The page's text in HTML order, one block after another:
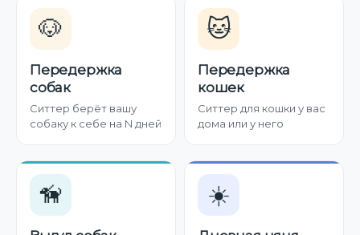
🐶
Передержка
собак
Ситтер берёт вашу
собаку к себе на N дней
🐱
Передержка
кошек
Ситтер для кошки у вас
дома или у него
🦮 ☀️